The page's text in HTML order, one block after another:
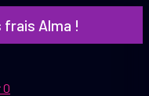
frais Alma !
0